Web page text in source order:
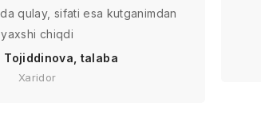
qulay, sifati esa kutganimdan
yaxshi chiqdi
Tojiddinova, talaba
Xaridor